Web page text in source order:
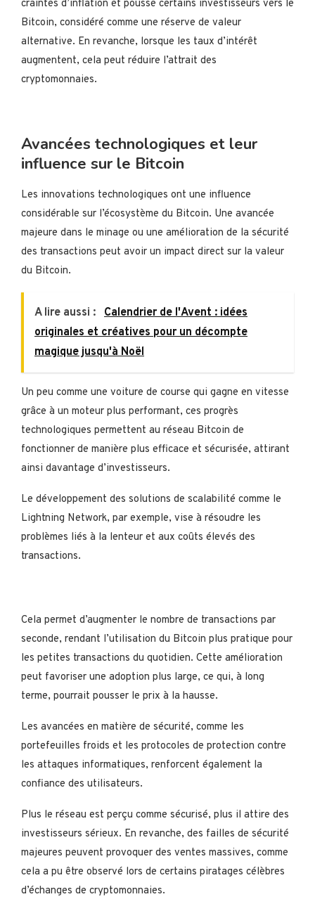
craintes d’inflation et pousse certains investisseurs vers le
Bitcoin, considéré comme une réserve de valeur
alternative. En revanche, lorsque les taux d’intérêt
augmentent, cela peut réduire l’attrait des
cryptomonnaies.
Avancées technologiques et leur
influence sur le Bitcoin
Les innovations technologiques ont une influence
considérable sur l’écosystème du Bitcoin. Une avancée
majeure dans le minage ou une amélioration de la sécurité
des transactions peut avoir un impact direct sur la valeur
du Bitcoin.
A lire aussi : Calendrier de l'Avent : idées
originales et créatives pour un décompte
magique jusqu'à Noël
Un peu comme une voiture de course qui gagne en vitesse
grâce à un moteur plus performant, ces progrès
technologiques permettent au réseau Bitcoin de
fonctionner de manière plus efficace et sécurisée, attirant
ainsi davantage d’investisseurs.
Le développement des solutions de scalabilité comme le
Lightning Network, par exemple, vise à résoudre les
problèmes liés à la lenteur et aux coûts élevés des
transactions.
Cela permet d’augmenter le nombre de transactions par
seconde, rendant l’utilisation du Bitcoin plus pratique pour
les petites transactions du quotidien. Cette amélioration
peut favoriser une adoption plus large, ce qui, à long
terme, pourrait pousser le prix à la hausse.
Les avancées en matière de sécurité, comme les
portefeuilles froids et les protocoles de protection contre
les attaques informatiques, renforcent également la
confiance des utilisateurs.
Plus le réseau est perçu comme sécurisé, plus il attire des
investisseurs sérieux. En revanche, des failles de sécurité
majeures peuvent provoquer des ventes massives, comme
cela a pu être observé lors de certains piratages célèbres
d’échanges de cryptomonnaies.